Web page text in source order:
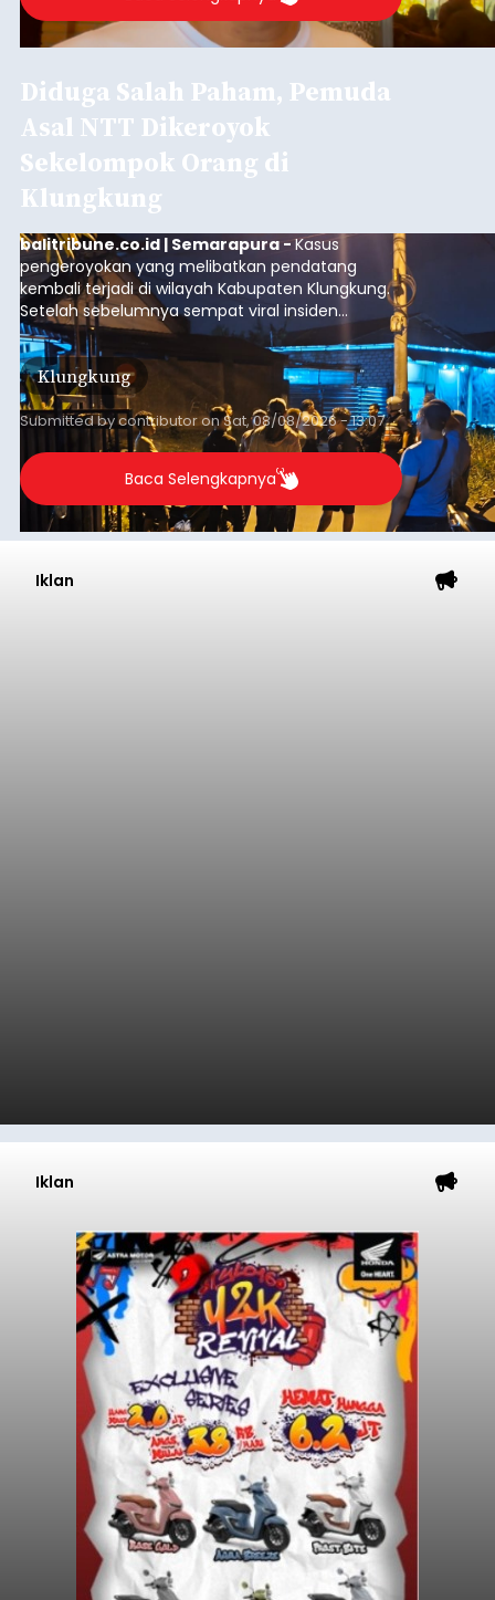
Diduga Salah Paham, Pemuda
Asal NTT Dikeroyok
Sekelompok Orang di
Klungkung
balitribune.co.id | Semarapura -Kasus
pengeroyokan yang melibatkan pendatang
kembali terjadi di wilayah Kabupaten Klungkung.
Setelah sebelumnya sempat viral insiden
keributan di barat Pasar Galiran, peristiwa serupa
kini menimpa seorang pemuda asal Kabupaten
Sumba Barat Daya (SBD), Nusa Tenggara Timur
(NTT).
Klungkung
Submitted bycontributoronSat, 08/08/2026 - 13:07
Baca Selengkapnya
Iklan
Iklan